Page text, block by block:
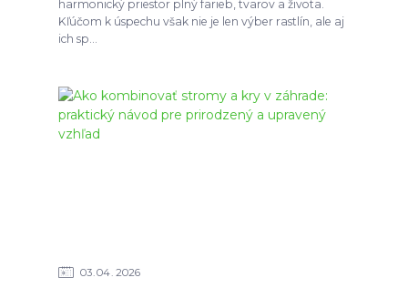
harmonický priestor plný farieb, tvarov a života.
Kľúčom k úspechu však nie je len výber rastlín, ale aj
ich sp...
03 04 2026